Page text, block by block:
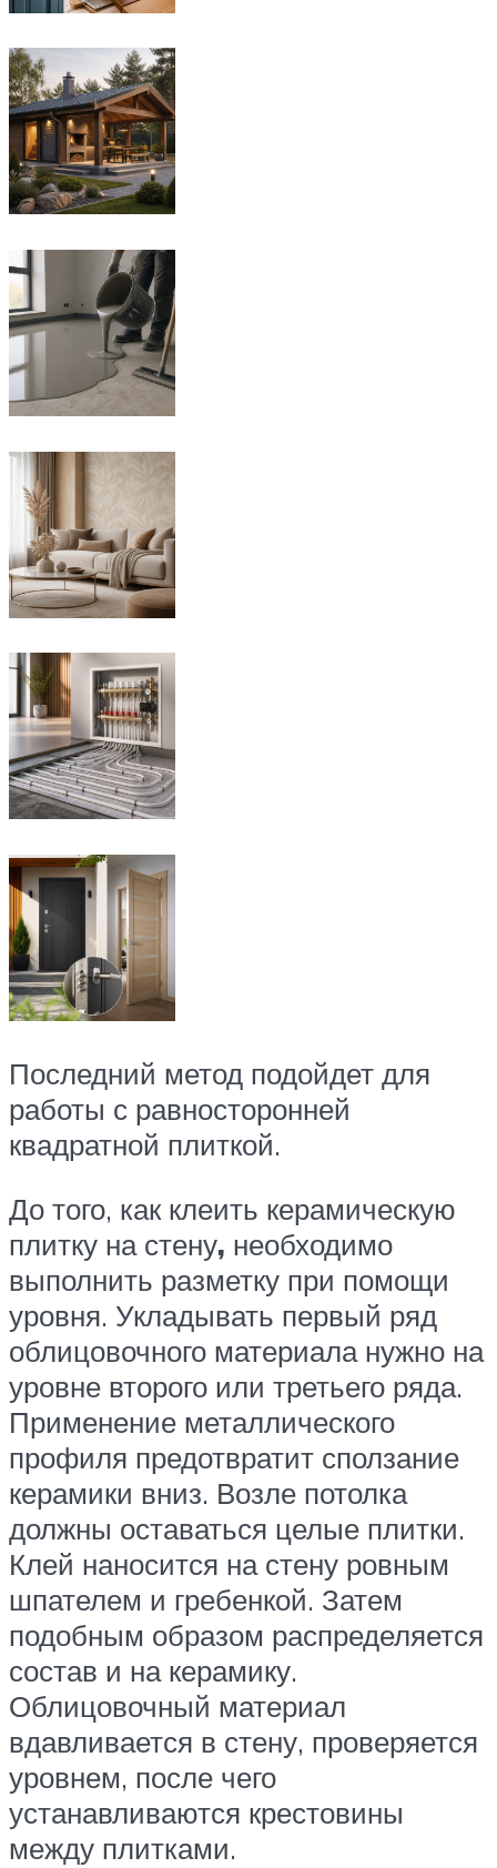
Последний метод подойдет для
работы с равносторонней
квадратной плиткой.
До того, как клеить керамическую
плитку на стену, необходимо
выполнить разметку при помощи
уровня. Укладывать первый ряд
облицовочного материала нужно на
уровне второго или третьего ряда.
Применение металлического
профиля предотвратит сползание
керамики вниз. Возле потолка
должны оставаться целые плитки.
Клей наносится на стену ровным
шпателем и гребенкой. Затем
подобным образом распределяется
состав и на керамику.
Облицовочный материал
вдавливается в стену, проверяется
уровнем, после чего
устанавливаются крестовины
между плитками.